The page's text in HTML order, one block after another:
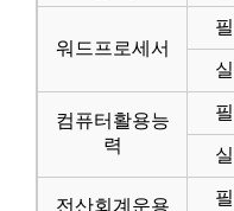
워드프로세서
컴퓨터활용능
력
전산회계운용